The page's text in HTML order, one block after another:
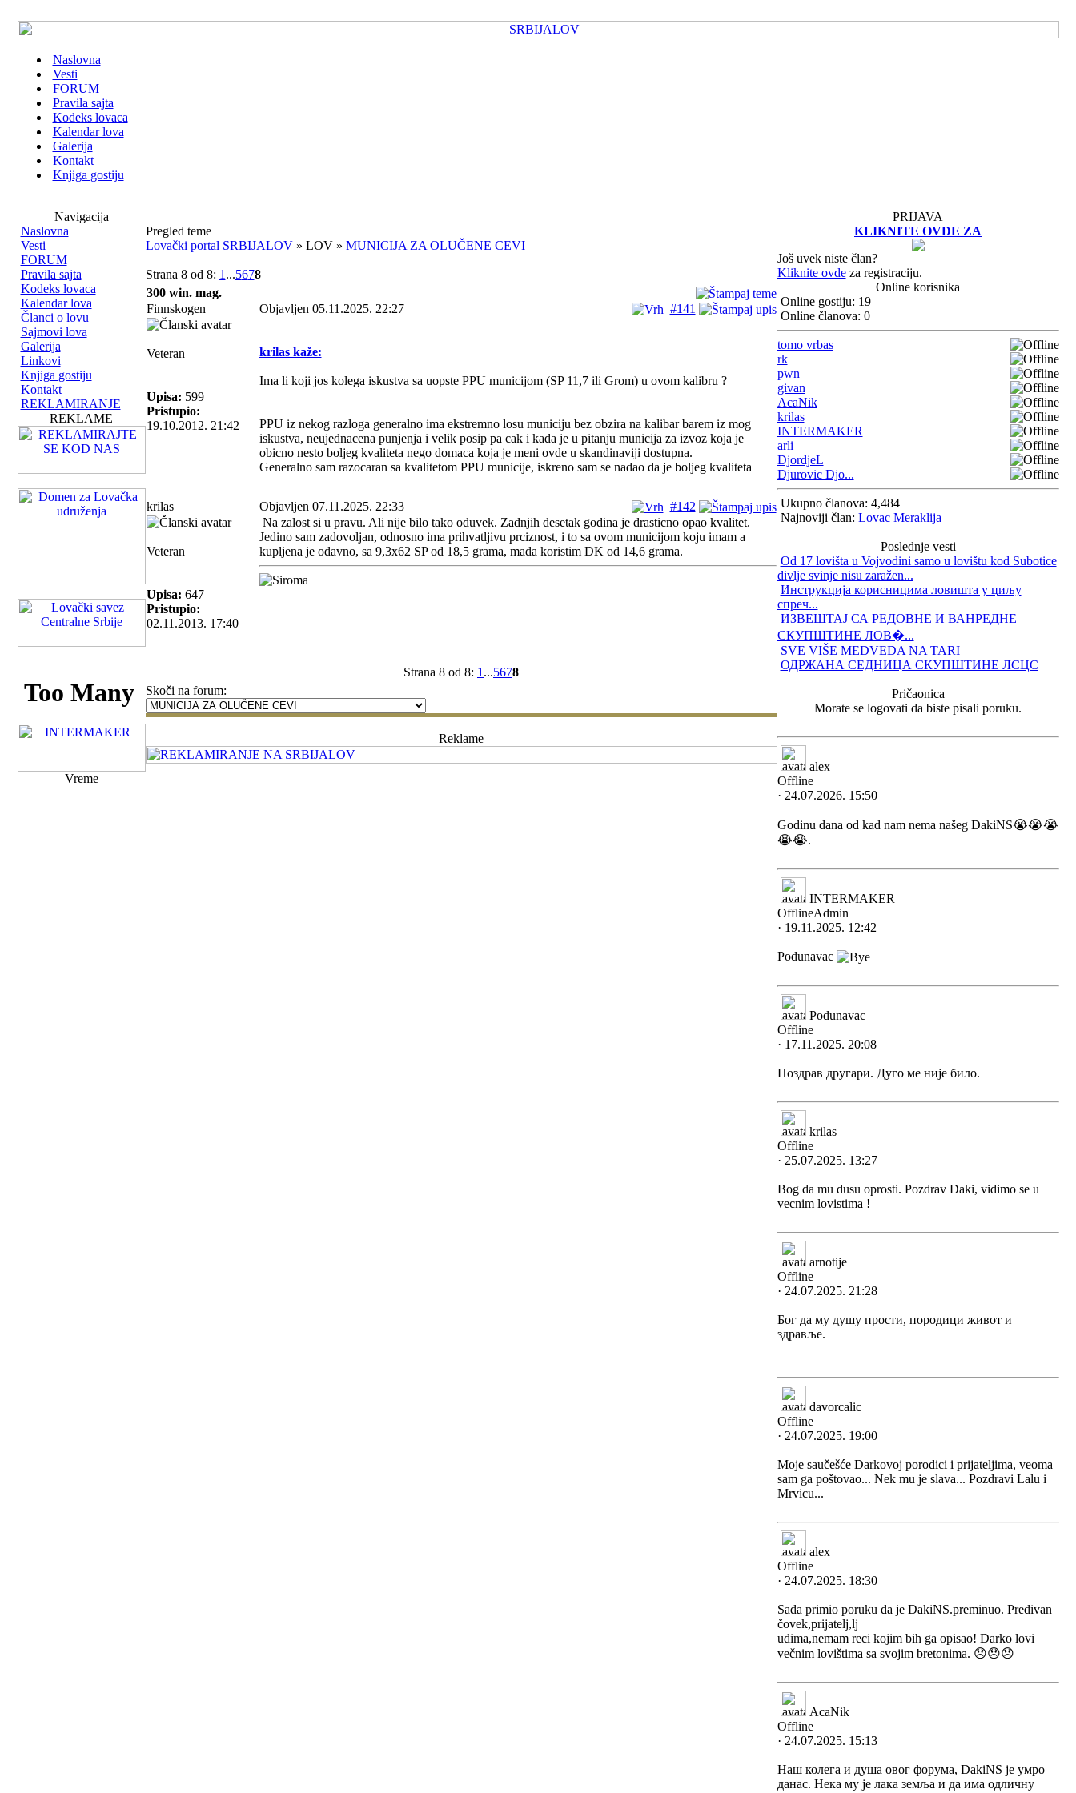
Naslovna
Vesti
FORUM
Pravila sajta
Kodeks lovaca
Kalendar lova
Galerija
Kontakt
Knjiga gostiju
Navigacija
Naslovna
Vesti
FORUM
Pravila sajta
Kodeks lovaca
Kalendar lova
Članci o lovu
Sajmovi lova
Galerija
Linkovi
Knjiga gostiju
Kontakt
REKLAMIRANJE
REKLAME
Vreme
Pregled teme
Lovački portal SRBIJALOV» LOV » MUNICIJA ZA OLUČENE CEVI
Strana 8 od 8: 1 ...5678
300 win. mag.
Finnskogen
#141
Objavljen 05.11.2025. 22:27
Veteran
Upisa: 599
Pristupio:
19.10.2012. 21:42
krilas kaže:
Ima li koji jos kolega iskustva sa uopste PPU municijom (SP 11,7 ili Grom) u ovom kalibru ?
PPU iz nekog razloga generalno ima ekstremno losu municiju bez obzira na kalibar barem iz mog
iskustva, neujednacena punjenja i velik posip pa cak i kada je u pitanju municija za izvoz koja je
obicno nesto boljeg kvaliteta nego domaca koja je meni ovde u skandinaviji dostupna.
Generalno sam razocaran sa kvalitetom PPU municije, iskreno sam se nadao da je boljeg kvaliteta
krilas #142
Objavljen 07.11.2025. 22:33
Veteran
Upisa: 647
Pristupio:
02.11.2013. 17:40
Na zalost si u pravu. Ali nije bilo tako oduvek. Zadnjih desetak godina je drasticno opao kvalitet.
Jedino sam zadovoljan, odnosno ima prihvatljivu prciznost, i to sa ovom municijom koju imam a
kupljena je odavno, sa 9,3x62 SP od 18,5 grama, mada koristim DK od 14,6 grama.
Strana 8 od 8: 1 ...5678
Skoči na forum:
Reklame
PRIJAVA
KLIKNITE OVDE ZA
Još uvek niste član?
Kliknite ovdeza registraciju.
Online korisnika
Online gostiju: 19
Online članova: 0
tomo vrbas
rk
pwn
givan
AcaNik
krilas
INTERMAKER
arli
DjordjeL
Djurovic Djo...
Ukupno članova: 4,484
Najnoviji član: Lovac Meraklija
Poslednje vesti
Od 17 lovišta u Vojvodini samo u lovištu kod Subotice
divlje svinje nisu zaražen...
Инструкција корисницима ловишта у циљу
спреч...
ИЗВЕШТАЈ СА РЕДОВНЕ И ВАНРЕДНЕ
СКУПШТИНЕ ЛОВ�...
SVE VIŠE MEDVEDA NA TARI
ОДРЖАНА СЕДНИЦА СКУПШТИНЕ ЛСЦС
Pričaonica
Morate se logovati da biste pisali poruku.
alex
Offline
· 24.07.2026. 15:50
Godinu dana od kad nam nema našeg DakiNS😭😭😭
😭😭.
INTERMAKER
OfflineAdmin
· 19.11.2025. 12:42
Podunavac
Podunavac
Offline
· 17.11.2025. 20:08
Поздрав другари. Дуго ме није било.
krilas
Offline
· 25.07.2025. 13:27
Bog da mu dusu oprosti. Pozdrav Daki, vidimo se u
vecnim lovistima !
arnotije
Offline
· 24.07.2025. 21:28
Бог да му душу прости, породици живот и
здравље.
davorcalic
Offline
· 24.07.2025. 19:00
Moje saučešće Darkovoj porodici i prijateljima, veoma
sam ga poštovao... Nek mu je slava... Pozdravi Lalu i
Mrvicu...
alex
Offline
· 24.07.2025. 18:30
Sada primio poruku da je DakiNS.preminuo. Predivan
čovek,prijatelj,lj
udima,nemam reci kojim bih ga opisao! Darko lovi
večnim lovištima sa svojim bretonima. 😞😞😞
AcaNik
Offline
· 24.07.2025. 15:13
Наш колега и душа овог форума, DakiNS је умро
данас. Нека му је лака земља и да има одличну